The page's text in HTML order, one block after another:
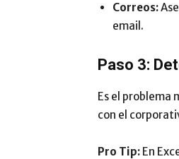
Correos:
email.
Paso 3:
Es el problema
con el
Pro Tip: En